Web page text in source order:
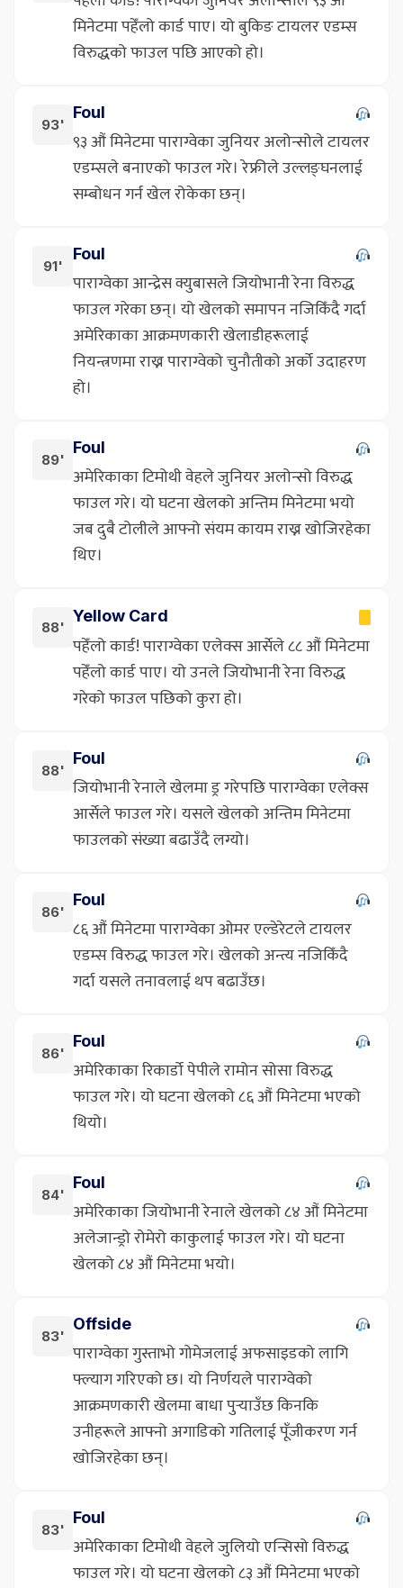
मिनेटमा पहेँलो कार्ड पाए। यो बुकिङ टायलर एडम्स
विरुद्धको फाउल पछि आएको हो।
93'
Foul
९३ औं मिनेटमा पाराग्वेका जुनियर अलोन्सोले टायलर
एडम्सले बनाएको फाउल गरे। रेफ्रीले उल्लङ्घनलाई
सम्बोधन गर्न खेल रोकेका छन्।
91'
Foul
पाराग्वेका आन्द्रेस क्युबासले जियोभानी रेना विरुद्ध
फाउल गरेका छन्। यो खेलको समापन नजिकिँदै गर्दा
अमेरिकाका आक्रमणकारी खेलाडीहरूलाई
नियन्त्रणमा राख्न पाराग्वेको चुनौतीको अर्को उदाहरण
हो।
89'
Foul
अमेरिकाका टिमोथी वेहले जुनियर अलोन्सो विरुद्ध
फाउल गरे। यो घटना खेलको अन्तिम मिनेटमा भयो
जब दुबै टोलीले आफ्नो संयम कायम राख्न खोजिरहेका
थिए।
88'
Yellow Card
पहेँलो कार्ड! पाराग्वेका एलेक्स आर्सेले ८८ औं मिनेटमा
पहेँलो कार्ड पाए। यो उनले जियोभानी रेना विरुद्ध
गरेको फाउल पछिको कुरा हो।
88'
Foul
जियोभानी रेनाले खेलमा ड्र गरेपछि पाराग्वेका एलेक्स
आर्सेले फाउल गरे। यसले खेलको अन्तिम मिनेटमा
फाउलको संख्या बढाउँदै लग्यो।
86'
Foul
८६ औं मिनेटमा पाराग्वेका ओमर एल्डेरेटले टायलर
एडम्स विरुद्ध फाउल गरे। खेलको अन्त्य नजिकिँदै
गर्दा यसले तनावलाई थप बढाउँछ।
86'
Foul
अमेरिकाका रिकार्डो पेपीले रामोन सोसा विरुद्ध
फाउल गरे। यो घटना खेलको ८६ औं मिनेटमा भएको
थियो।
84'
Foul
अमेरिकाका जियोभानी रेनाले खेलको ८४ औं मिनेटमा
अलेजान्ड्रो रोमेरो काकुलाई फाउल गरे। यो घटना
खेलको ८४ औं मिनेटमा भयो।
83'
Offside
पाराग्वेका गुस्ताभो गोमेजलाई अफसाइडको लागि
फ्ल्याग गरिएको छ। यो निर्णयले पाराग्वेको
आक्रमणकारी खेलमा बाधा पुर्‍याउँछ किनकि
उनीहरूले आफ्नो अगाडिको गतिलाई पूँजीकरण गर्न
खोजिरहेका छन्।
83'
Foul
अमेरिकाका टिमोथी वेहले जुलियो एन्सिसो विरुद्ध
फाउल गरे। यो घटना खेलको ८३ औं मिनेटमा भएको